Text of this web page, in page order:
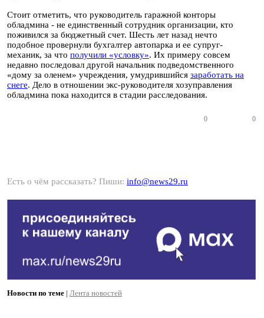
Стоит отметить, что руководитель гаражной конторы
обладмина - не единственный сотрудник организации, кто
поживился за бюджетный счет. Шесть лет назад нечто
подобное провернули бухгалтер автопарка и ее супруг-
механик, за что получили «условку». Их примеру совсем
недавно последовал другой начальник подведомственного
«дому за оленем» учреждения, умудрившийся заработать на
снеге. Дело в отношении экс-руководителя хозуправления
обладмина пока находится в стадии расследования.
0 0
Есть о чём рассказать? Пиши: info@news29.ru
Новости по теме | Лента новостей